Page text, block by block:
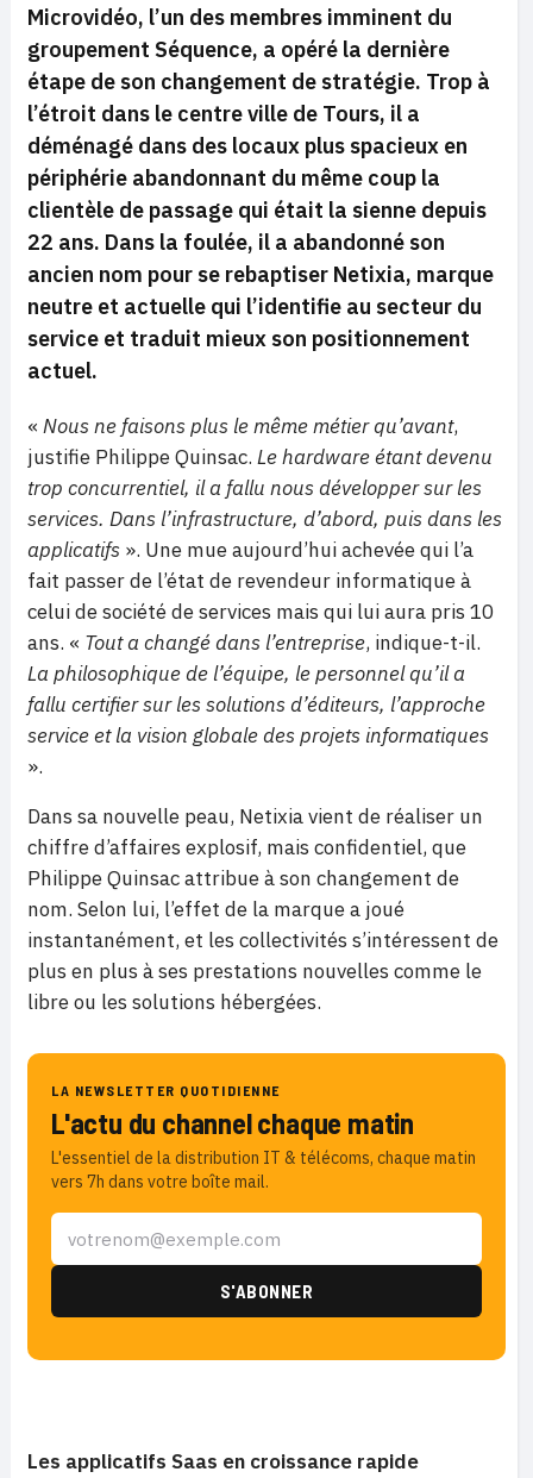
Microvidéo, l’un des membres imminent du
groupement Séquence, a opéré la dernière
étape de son changement de stratégie. Trop à
l’étroit dans le centre ville de Tours, il a
déménagé dans des locaux plus spacieux en
périphérie abandonnant du même coup la
clientèle de passage qui était la sienne depuis
22 ans. Dans la foulée, il a abandonné son
ancien nom pour se rebaptiser Netixia, marque
neutre et actuelle qui l’identifie au secteur du
service et traduit mieux son positionnement
actuel.
« Nous ne faisons plus le même métier qu’avant,
justifie Philippe Quinsac. Le hardware étant devenu
trop concurrentiel, il a fallu nous développer sur les
services. Dans l’infrastructure, d’abord, puis dans les
applicatifs ». Une mue aujourd’hui achevée qui l’a
fait passer de l’état de revendeur informatique à
celui de société de services mais qui lui aura pris 10
ans. « Tout a changé dans l’entreprise, indique-t-il.
La philosophique de l’équipe, le personnel qu’il a
fallu certifier sur les solutions d’éditeurs, l’approche
service et la vision globale des projets informatiques
».
Dans sa nouvelle peau, Netixia vient de réaliser un
chiffre d’affaires explosif, mais confidentiel, que
Philippe Quinsac attribue à son changement de
nom. Selon lui, l’effet de la marque a joué
instantanément, et les collectivités s’intéressent de
plus en plus à ses prestations nouvelles comme le
libre ou les solutions hébergées.
LA NEWSLETTER QUOTIDIENNE
L'actu du channel chaque matin
L'essentiel de la distribution IT & télécoms, chaque matin
vers 7h dans votre boîte mail.
Les applicatifs Saas en croissance rapide